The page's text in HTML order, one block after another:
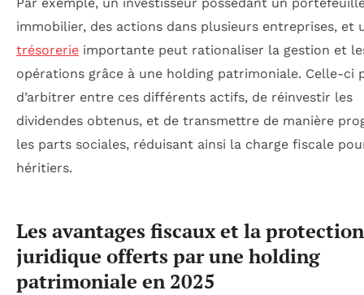
immobilier, des actions dans plusieurs entreprises, et
trésorerie importante peut rationaliser la gestion et
opérations grâce à une holding patrimoniale. Celle-ci
d’arbitrer entre ces différents actifs, de réinvestir les
dividendes obtenus, et de transmettre de manière
les parts sociales, réduisant ainsi la charge fiscale
héritiers.
Les avantages fiscaux et la protection
juridique offerts par une holding
patrimoniale en 2025